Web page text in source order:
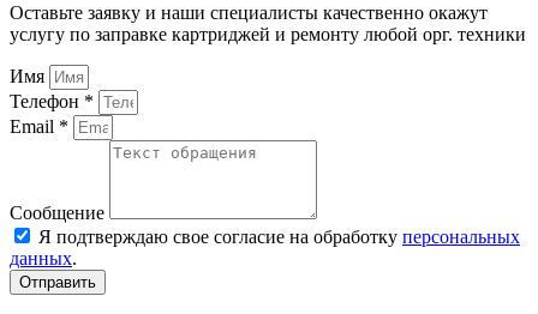
Оставьте заявку и наши специалисты качественно окажут
услугу по заправке картриджей и ремонту любой орг. техники
Имя
Телефон *
Email *
Сообщение
Я подтверждаю свое согласие на обработку персональных
данных.
Отправить